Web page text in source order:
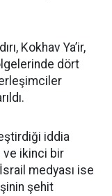
Kokhav Ya’ir,
dört
iddia
ve ikinci bir
İsrail medyası ise
şehit